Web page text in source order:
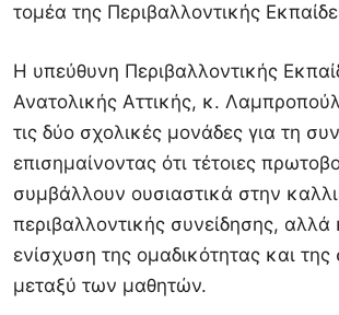
τομέα της Περιβαλλοντικής
Η υπεύθυνη Περιβαλλοντικής
Ανατολικής Αττικής, κ.
τις δύο σχολικές μονάδες για τη
επισημαίνοντας ότι τέτοιες
συμβάλλουν ουσιαστικά στην
περιβαλλοντικής συνείδησης, αλλά
ενίσχυση της ομαδικότητας και
μεταξύ των μαθητών.